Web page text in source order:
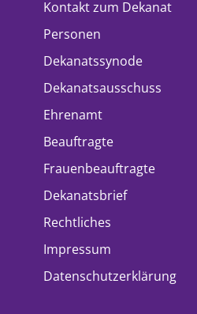
Kontakt zum Dekanat
Personen
Dekanatssynode
Dekanatsausschuss
Ehrenamt
Beauftragte
Frauenbeauftragte
Dekanatsbrief
Rechtliches
Impressum
Datenschutzerklärung